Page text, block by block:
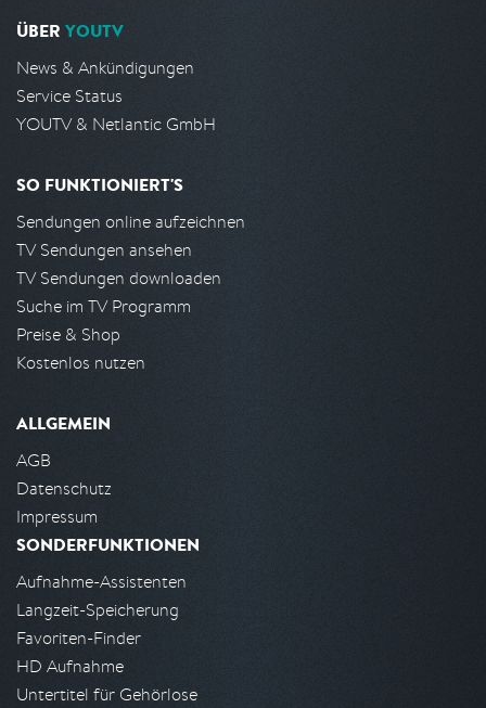
ÜBER YOUTV
News & Ankündigungen
Service Status
YOUTV & Netlantic GmbH
SO FUNKTIONIERT'S
Sendungen online aufzeichnen
TV Sendungen ansehen
TV Sendungen downloaden
Suche im TV Programm
Preise & Shop
Kostenlos nutzen
ALLGEMEIN
AGB
Datenschutz
Impressum
SONDERFUNKTIONEN
Aufnahme-Assistenten
Langzeit-Speicherung
Favoriten-Finder
HD Aufnahme
Untertitel für Gehörlose